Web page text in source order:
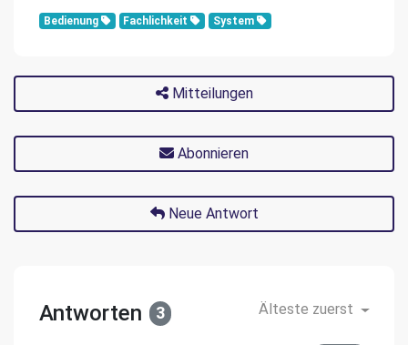
Bedienung Fachlichkeit System
Mitteilungen
Abonnieren
Neue Antwort
Antworten 3 Älteste zuerst